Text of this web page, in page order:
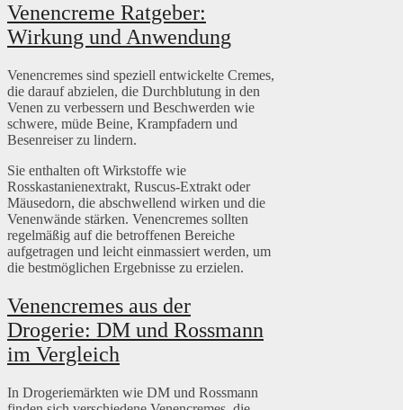
Venencreme Ratgeber:
Wirkung und Anwendung
Venencremes sind speziell entwickelte Cremes,
die darauf abzielen, die Durchblutung in den
Venen zu verbessern und Beschwerden wie
schwere, müde Beine, Krampfadern und
Besenreiser zu lindern.
Sie enthalten oft Wirkstoffe wie
Rosskastanienextrakt, Ruscus-Extrakt oder
Mäusedorn, die abschwellend wirken und die
Venenwände stärken. Venencremes sollten
regelmäßig auf die betroffenen Bereiche
aufgetragen und leicht einmassiert werden, um
die bestmöglichen Ergebnisse zu erzielen.
Venencremes aus der
Drogerie: DM und Rossmann
im Vergleich
In Drogeriemärkten wie DM und Rossmann